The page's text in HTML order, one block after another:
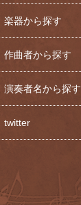
楽器から探す
作曲者から探す
演奏者名から探す
twitter